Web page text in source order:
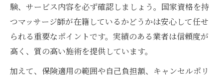
訪問マッサージ利用者の体験談と評価ポイ
ント
訪問マッサージと自費サービスの違いを確
認
トラブル回避のための確認事項とは
験、サービス内容を必ず確認しましょう。国家資格を持
つマッサージ師が在籍しているかどうかは安心して任せ
られる重要なポイントです。実績のある業者は信頼度が
高く、質の高い施術を提供しています。
加えて、保険適用の範囲や自己負担額、キャンセルポリ